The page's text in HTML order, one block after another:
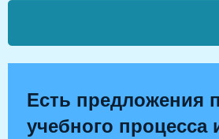
Есть предложения
учебного процесса